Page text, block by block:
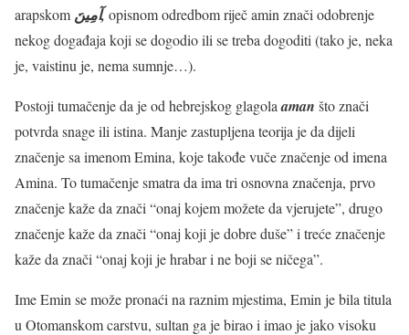
arapskom
آمِينَ,opisnom odredbom riječ amin znači odobrenje
nekog događaja koji se dogodio ili se treba dogoditi (tako je, neka
je, vaistinu je, nema sumnje…).
Postoji tumačenje da je od hebrejskog glagolaaman što znači
potvrda snage ili istina. Manje zastupljena teorija je da dijeli
značenje sa imenom Emina, koje takođe vuče značenje od imena
Amina. To tumačenje smatra da ima tri osnovna značenja, prvo
značenje kaže da znači “onaj kojem možete da vjerujete”, drugo
značenje kaže da znači “onaj koji je dobre duše” i treće značenje
kaže da znači “onaj koji je hrabar i ne boji se ničega”.
Ime Emin se može pronaći na raznim mjestima, Emin je bila titula
u Otomanskom carstvu, sultan ga je birao i imao je jako visoku